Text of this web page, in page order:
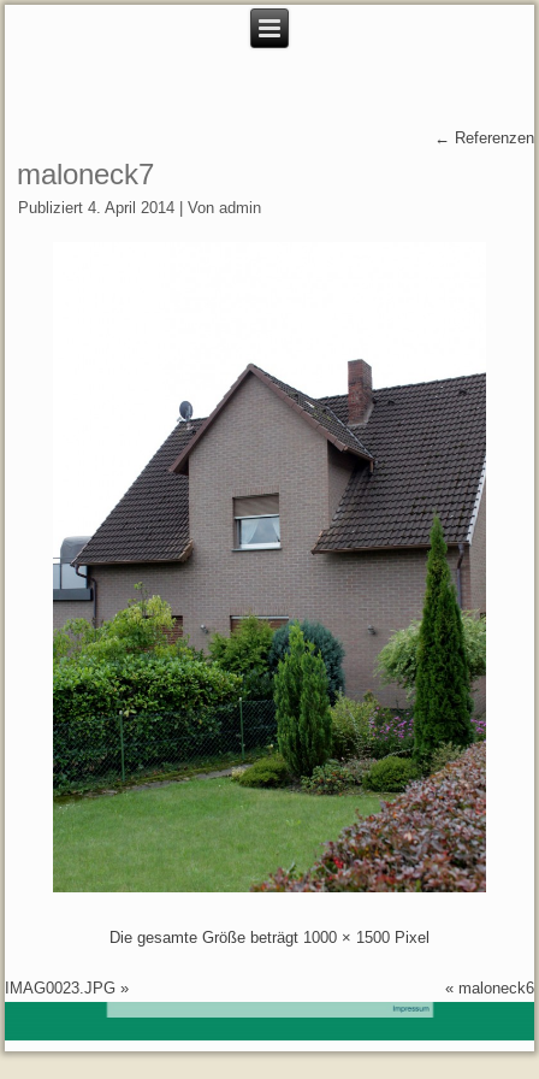
← Referenzen
maloneck7
Publiziert 4. April 2014 |Von admin
Die gesamte Größe beträgt 1000 × 1500 Pixel
IMAG0023.JPG » « maloneck6